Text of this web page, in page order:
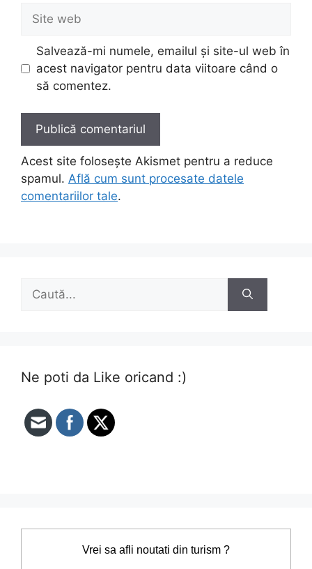
Site
web
Salvează-mi numele, emailul și site-ul web în
acest navigator pentru data viitoare când o
să comentez.
Acest site folosește Akismet pentru a reduce
spamul. Află cum sunt procesate datele
comentariilor tale.
Caută
Ne poti da Like oricand :)
Vrei sa afli noutati din turism ?